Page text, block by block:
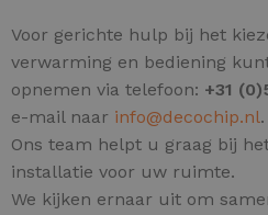
Voor gerichte hulp bij het
verwarming en bediening
opnemen via telefoon: +31
e-mail naar info@decochip.nl.
Ons team helpt u graag bij
installatie voor uw ruimte.
We kijken ernaar uit om